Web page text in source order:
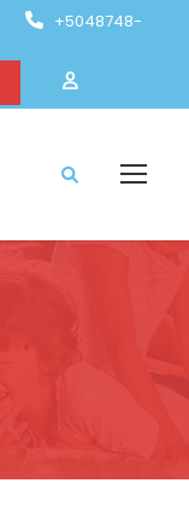
+5048748-